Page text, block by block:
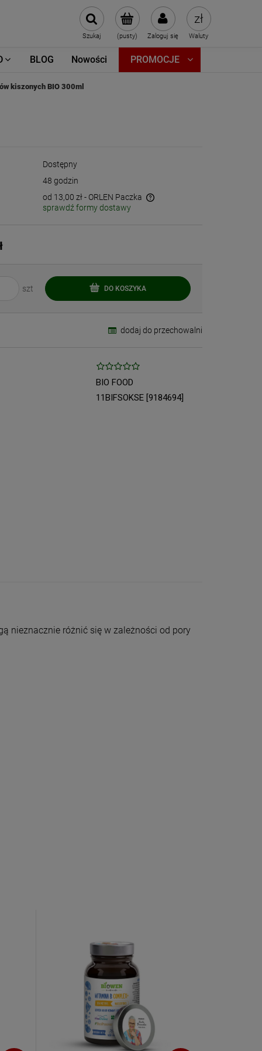
(pusty) Zaloguj się
Szukaj Waluty
BLOG Nowości PROMOCJE
kiszonych BIO 300ml
Dostępny
48 godzin
od 13,00 zł - ORLEN Paczka
sprawdź formy dostawy
szt DO KOSZYKA
dodaj do przechowalni
BIO FOOD
11BIFSOKSE [9184694]
nieznacznie różnić się w zależności od pory